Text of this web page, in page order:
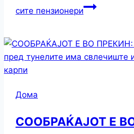
сите пензионери
Дома
СООБРАЌАЈОТ Е